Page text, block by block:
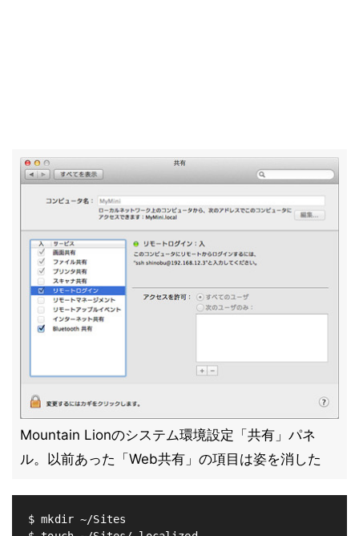
Mountain Lionのシステム環境設定「共有」パネ
ル。以前あった「Web共有」の項目は姿を消した
$ mkdir ~/Sites